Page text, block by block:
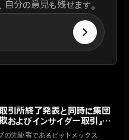
分の意見も残せます。
取引所終了発表と同時に集団
およびインサイダー取引」の
の先駆者であるビットメックス